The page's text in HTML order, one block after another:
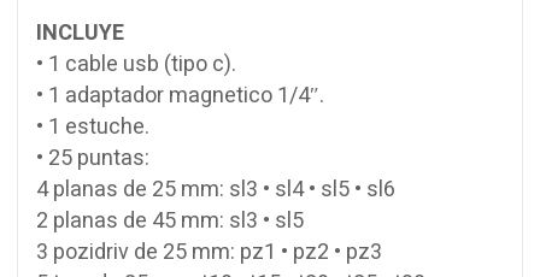
INCLUYE
• 1 cable usb (tipo c).
• 1 adaptador magnetico 1/4″.
• 1 estuche.
• 25 puntas:
4 planas de 25 mm: sl3 • sl4 • sl5 • sl6
2 planas de 45 mm: sl3 • sl5
3 pozidriv de 25 mm: pz1 • pz2 • pz3